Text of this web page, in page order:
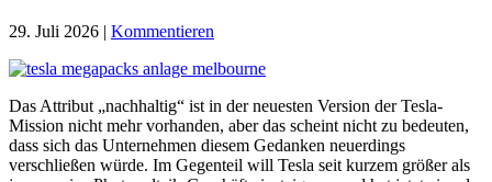
29. Juli 2026 | Kommentieren
Das Attribut „nachhaltig“ ist in der neuesten Version der Tesla-
Mission nicht mehr vorhanden, aber das scheint nicht zu bedeuten,
dass sich das Unternehmen diesem Gedanken neuerdings
verschließen würde. Im Gegenteil will Tesla seit kurzem größer als